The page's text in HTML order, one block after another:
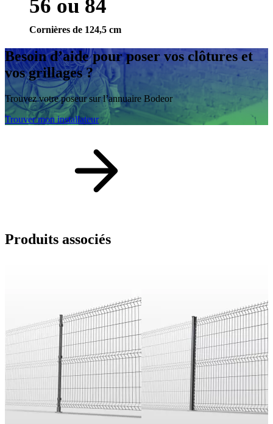
56 ou 84
Cornières de 124,5 cm
Besoin d’aidepour poser vos clôtures et
vos grillages ?
Trouvez votre poseur sur l’annuaire Bodeor
Trouver mon installateur
Produits associés